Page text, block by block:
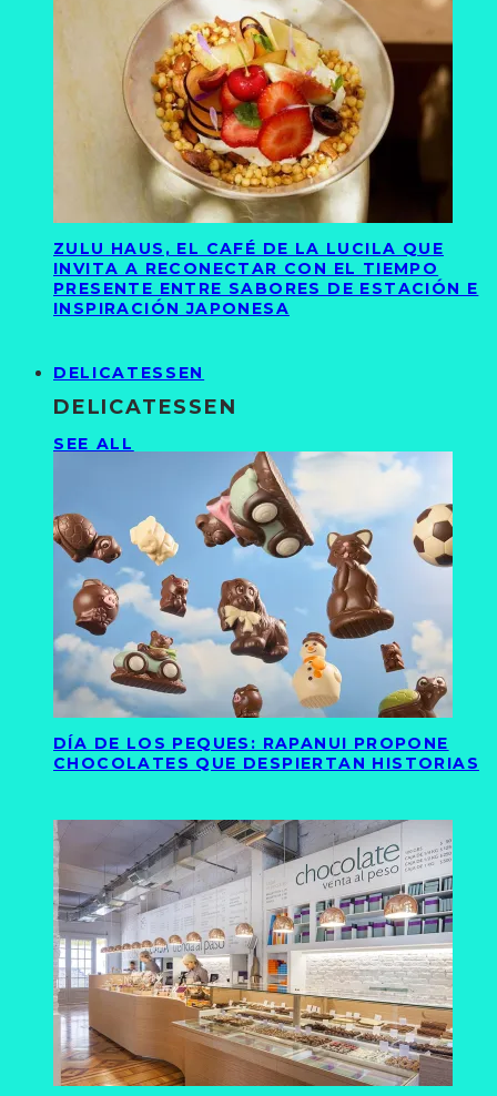
ZULU HAUS, EL CAFÉ DE LA LUCILA QUE
INVITA A RECONECTAR CON EL TIEMPO
PRESENTE ENTRE SABORES DE ESTACIÓN E
INSPIRACIÓN JAPONESA
DELICATESSEN
DELICATESSEN
SEE ALL
DÍA DE LOS PEQUES: RAPANUI PROPONE
CHOCOLATES QUE DESPIERTAN HISTORIAS